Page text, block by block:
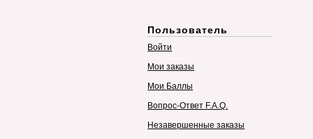
Пользователь
Войти
Мои заказы
Мои Баллы
Вопрос-Ответ F.A.Q.
Незавершенные заказы